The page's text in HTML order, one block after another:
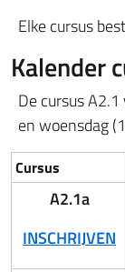
Elke cursus
Kalender
De cursus
en woensdag
Cursus
A2.1a
INSCHRIJVEN